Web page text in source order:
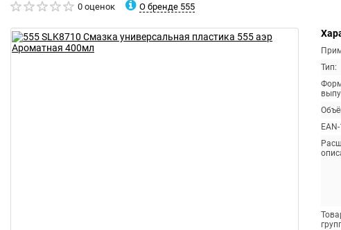
0 оценок О бренде 555
Тип: